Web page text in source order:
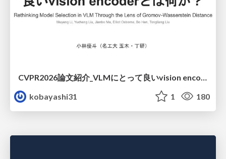
kobayashi31
1 180